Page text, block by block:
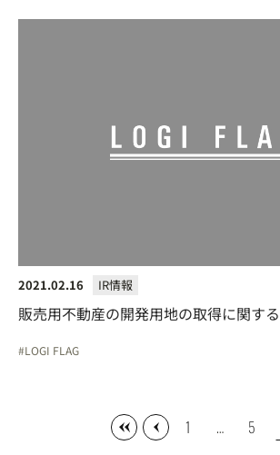
2021.02.16 IR情報
販売用不動産の開発用地の取得に関す
LOGI FLAG
1 … 5